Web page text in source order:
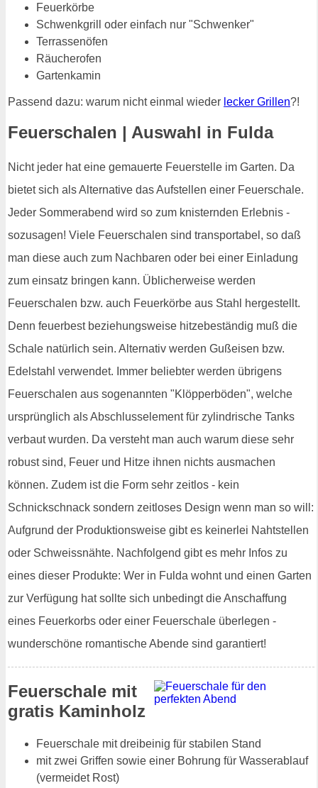
Feuerkörbe
Schwenkgrill oder einfach nur "Schwenker"
Terrassenöfen
Räucherofen
Gartenkamin
Passend dazu: warum nicht einmal wieder lecker Grillen?!
Feuerschalen | Auswahl in Fulda
Nicht jeder hat eine gemauerte Feuerstelle im Garten. Da
bietet sich als Alternative das Aufstellen einer Feuerschale.
Jeder Sommerabend wird so zum knisternden Erlebnis -
sozusagen! Viele Feuerschalen sind transportabel, so daß
man diese auch zum Nachbaren oder bei einer Einladung
zum einsatz bringen kann. Üblicherweise werden
Feuerschalen bzw. auch Feuerkörbe aus Stahl hergestellt.
Denn feuerbest beziehungsweise hitzebeständig muß die
Schale natürlich sein. Alternativ werden Gußeisen bzw.
Edelstahl verwendet. Immer beliebter werden übrigens
Feuerschalen aus sogenannten "Klöpperböden", welche
ursprünglich als Abschlusselement für zylindrische Tanks
verbaut wurden. Da versteht man auch warum diese sehr
robust sind, Feuer und Hitze ihnen nichts ausmachen
können. Zudem ist die Form sehr zeitlos - kein
Schnickschnack sondern zeitloses Design wenn man so will:
Aufgrund der Produktionsweise gibt es keinerlei Nahtstellen
oder Schweissnähte. Nachfolgend gibt es mehr Infos zu
eines dieser Produkte: Wer in Fulda wohnt und einen Garten
zur Verfügung hat sollte sich unbedingt die Anschaffung
eines Feuerkorbs oder einer Feuerschale überlegen -
wunderschöne romantische Abende sind garantiert!
Feuerschale mit
gratis Kaminholz
Feuerschale mit dreibeinig für stabilen Stand
mit zwei Griffen sowie einer Bohrung für Wasserablauf
(vermeidet Rost)